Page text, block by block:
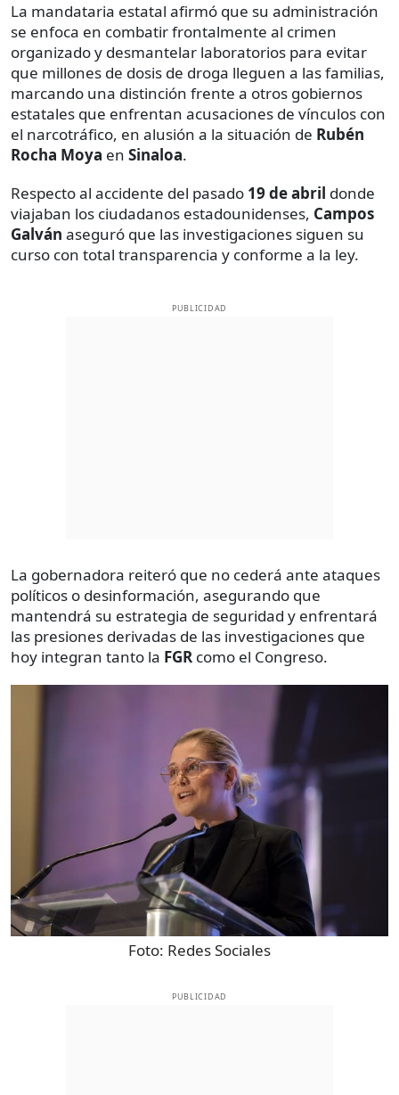
La mandataria estatal afirmó que su administración
se enfoca en combatir frontalmente al crimen
organizado y desmantelar laboratorios para evitar
que millones de dosis de droga lleguen a las familias,
marcando una distinción frente a otros gobiernos
estatales que enfrentan acusaciones de vínculos con
el narcotráfico, en alusión a la situación de Rubén
Rocha Moya en Sinaloa.
Respecto al accidente del pasado 19 de abril donde
viajaban los ciudadanos estadounidenses, Campos
Galván aseguró que las investigaciones siguen su
curso con total transparencia y conforme a la ley.
PUBLICIDAD
La gobernadora reiteró que no cederá ante ataques
políticos o desinformación, asegurando que
mantendrá su estrategia de seguridad y enfrentará
las presiones derivadas de las investigaciones que
hoy integran tanto la FGR como el Congreso.
Foto: Redes Sociales
PUBLICIDAD